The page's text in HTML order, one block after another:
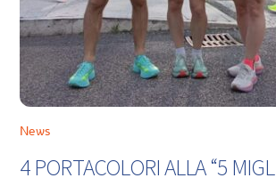
News
4 PORTACOLORI ALLA “5